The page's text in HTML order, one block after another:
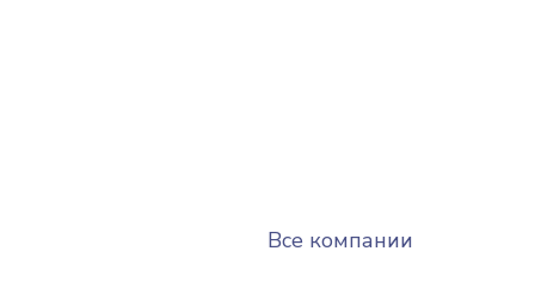
Все компании